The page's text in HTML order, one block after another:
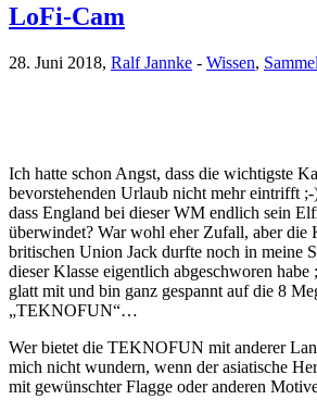
LoFi-Cam
28. Juni 2018, Ralf Jannke - Wissen,
Ich hatte schon Angst, dass die wichtigste
bevorstehenden Urlaub nicht mehr eintrifft
dass England bei dieser WM endlich sein
überwindet? War wohl eher Zufall, aber die
britischen Union Jack durfte noch in meine
dieser Klasse eigentlich abgeschworen habe
glatt mit und bin ganz gespannt auf die 8
„TEKNOFUN“…
Wer bietet die TEKNOFUN mit anderer
mich nicht wundern, wenn der asiatische
mit gewünschter Flagge oder anderen